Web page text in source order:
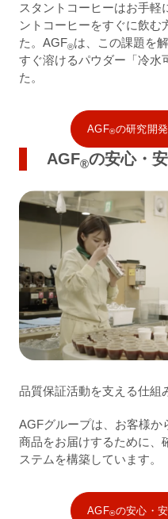
スタントコーヒーはお手軽
ントコーヒーをすぐに飲む
た。AGF®は、この課題を
すぐ溶けるパウダー「冷水
た。
AGF®の研究開
AGF®の安心・
品質保証活動を支える仕組
AGFグループは、お客様か
商品をお届けするために、
ステムを構築しています。
AGF®の安心・